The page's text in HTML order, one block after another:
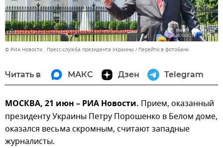
© РИА Новости . Пресс-служба президента Украины Перейти в фотобанк
Читать в МАКС Дзен Telegram
МОСКВА, 21 июн – РИА Новости. Прием, оказанный
президенту Украины Петру Порошенко в Белом доме,
оказался весьма скромным, считают западные
журналисты.